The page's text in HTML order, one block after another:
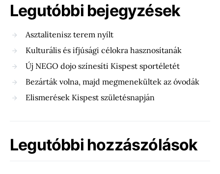
Legutóbbi bejegyzések
Asztalitenisz terem nyílt
Kulturális és ifjúsági célokra hasznosítanák
Új NEGO dojo színesíti Kispest sportéletét
Bezárták volna, majd megmenekültek az óvodák
Elismerések Kispest születésnapján
Legutóbbi hozzászólások